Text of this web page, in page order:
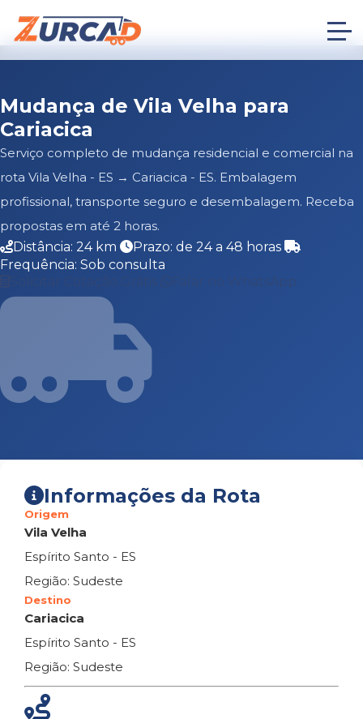
Mudança de Vila Velha para
Cariacica
Serviço completo de mudança residencial e comercial na
rota Vila Velha - ES → Cariacica - ES. Embalagem
profissional, transporte seguro e desembalagem. Receba
propostas em até 2 horas.
Distância: 24 km
Prazo: de 24 a 48 horas
Frequência: Sob consulta
Falar no WhatsApp
Informações da Rota
Origem
Vila Velha
Espírito Santo - ES
Região: Sudeste
Destino
Cariacica
Espírito Santo - ES
Região: Sudeste